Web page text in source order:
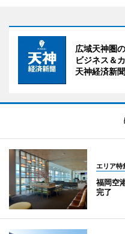
広域天神圏の
ビジネス＆
天神経済新聞
エリア特
福岡空
完了